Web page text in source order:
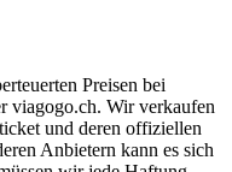
Preisen bei
viagogo.ch. Wir verkaufen
und deren offiziellen
Anbietern kann es sich